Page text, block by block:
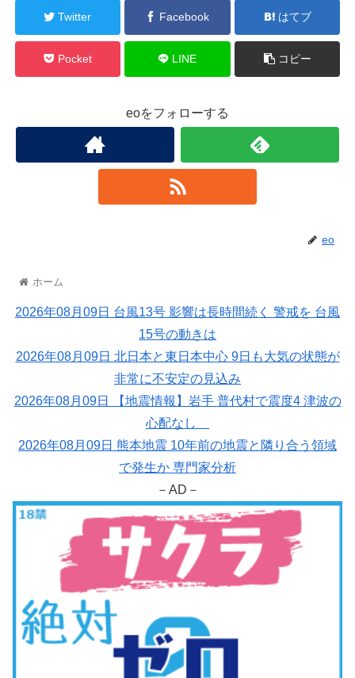
Twitter Facebook はてブ
Pocket LINE コピー
eoをフォローする
eo
ホーム
2026年08月09日 台風13号 影響は長時間続く 警戒を 台風
15号の動きは
2026年08月09日 北日本と東日本中心 9日も大気の状態が
非常に不安定の見込み
2026年08月09日 【地震情報】岩手 普代村で震度4 津波の
心配なし
2026年08月09日 熊本地震 10年前の地震と隣り合う領域
で発生か 専門家分析
－AD－